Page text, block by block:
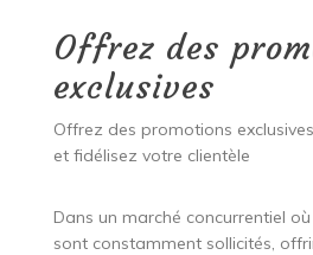
Offrez des
exclusives
Offrez des promotions
et fidélisez votre clientèle
Dans un marché concurrentiel
sont constamment sollicités,